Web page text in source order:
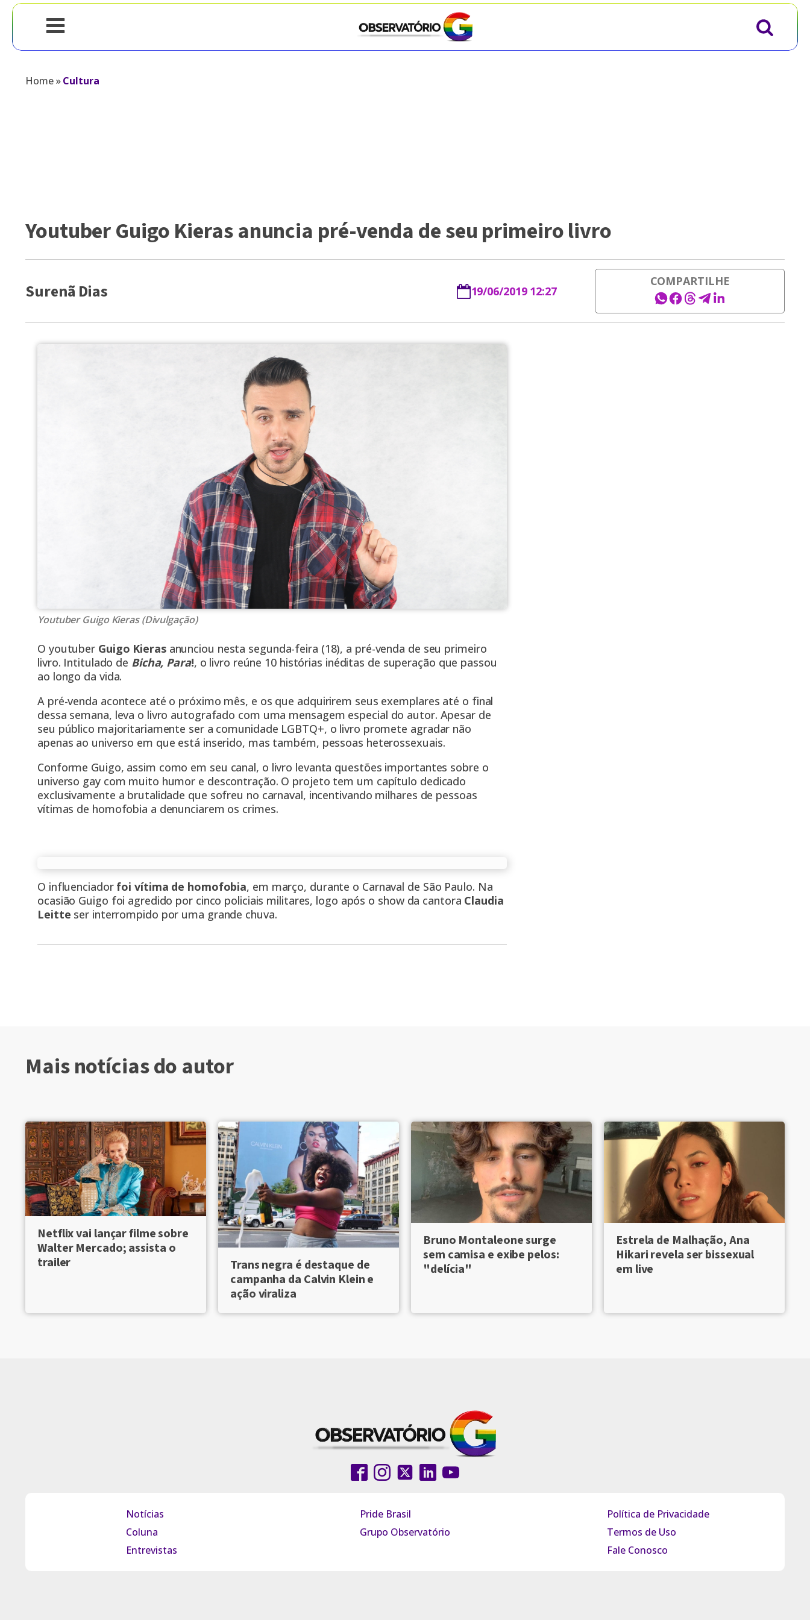
Home»Cultura
Youtuber Guigo Kieras anuncia pré-venda de seu primeiro livro
Surenã Dias 19/06/2019 12:27
COMPARTILHE
Youtuber Guigo Kieras (Divulgação)
O youtuber Guigo Kierasanunciou nesta segunda-feira (18), a pré-venda de seu primeiro
livro. Intitulado de Bicha, Para!, o livro reúne 10 histórias inéditas de superação que passou
ao longo da vida.
A pré-venda acontece até o próximo mês, e os que adquirirem seus exemplares até o final
dessa semana, leva o livro autografado com uma mensagem especial do autor. Apesar de
seu público majoritariamente ser a comunidade LGBTQ+, o livro promete agradar não
apenas ao universo em que está inserido, mas também, pessoas heterossexuais.
Conforme Guigo, assim como em seu canal, o livro levanta questões importantes sobre o
universo gay com muito humor e descontração. O projeto tem um capítulo dedicado
exclusivamente a brutalidade que sofreu no carnaval, incentivando milhares de pessoas
vítimas de homofobia a denunciarem os crimes.
O influenciador foi vítima de homofobia, em março, durante o Carnaval de São Paulo. Na
ocasião Guigo foi agredido por cinco policiais militares, logo após o show da cantora Claudia
Leitte ser interrompido por uma grande chuva.
Mais notícias do autor
Netflix vai lançar filme sobre
Walter Mercado; assista o
trailer
Trans negra é destaque de
campanha da Calvin Klein e
ação viraliza
Bruno Montaleone surge
sem camisa e exibe pelos:
"delícia"
Estrela de Malhação, Ana
Hikari revela ser bissexual
em live
Notícias
Coluna
Entrevistas
Pride Brasil
Grupo Observatório
Política de Privacidade
Termos de Uso
Fale Conosco